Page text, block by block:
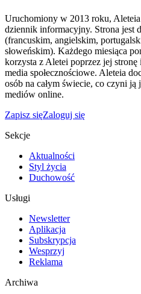
Uruchomiony w 2013 roku,
dziennik informacyjny. Strona jest
(francuskim, angielskim,
słoweńskim). Każdego miesiąca
korzysta z Aletei poprzez jej
media społecznościowe. Aleteia
osób na całym świecie, co czyni
mediów online.
Zapisz sięZaloguj się
Sekcje
Aktualności
Styl życia
Duchowość
Usługi
Newsletter
Aplikacja
Subskrypcja
Wesprzyj
Reklama
Archiwa